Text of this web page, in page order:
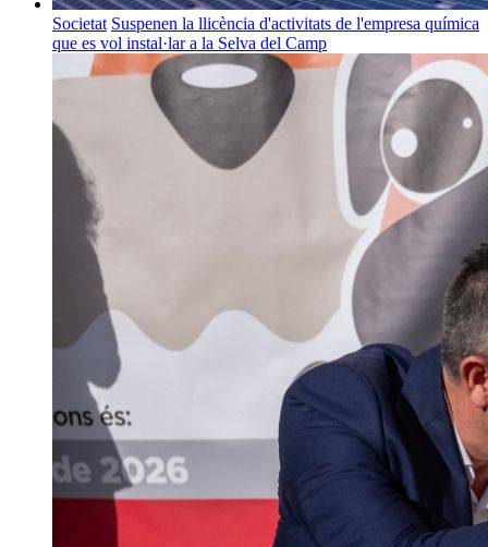
Societat Suspenen la llicència d'activitats de l'empresa química
que es vol instal·lar a la Selva del Camp